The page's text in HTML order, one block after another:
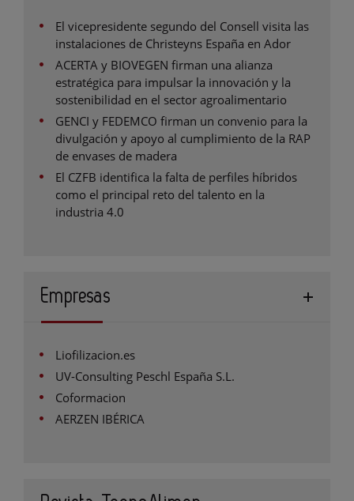
El vicepresidente segundo del Consell visita las
instalaciones de Christeyns España en Ador
ACERTA y BIOVEGEN firman una alianza
estratégica para impulsar la innovación y la
sostenibilidad en el sector agroalimentario
GENCI y FEDEMCO firman un convenio para la
divulgación y apoyo al cumplimiento de la RAP
de envases de madera
El CZFB identifica la falta de perfiles híbridos
como el principal reto del talento en la
industria 4.0
Empresas
Liofilizacion.es
UV-Consulting Peschl España S.L.
Coformacion
AERZEN IBÉRICA